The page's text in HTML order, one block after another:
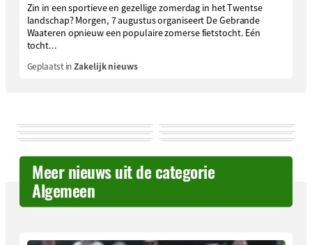
Zin in een sportieve en gezellige zomerdag in het Twentse
landschap? Morgen, 7 augustus organiseert De Gebrande
Waateren opnieuw een populaire zomerse fietstocht. Eén
tocht...
Geplaatst inZakelijk nieuws
Meer nieuws uit de categorie
Algemeen